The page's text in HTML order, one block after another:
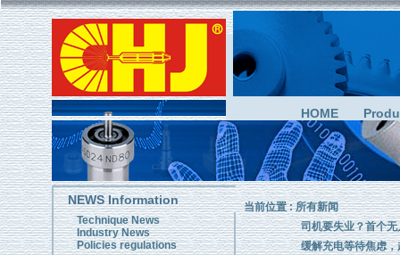
HOME
NEWS Information
Technique News
Industry News
Policies regulations
当前位置 :所有新闻
司机要失业？首个
缓解充电等待焦虑